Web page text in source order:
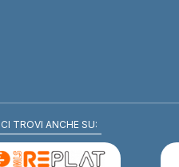
CI TROVI ANCHE SU: